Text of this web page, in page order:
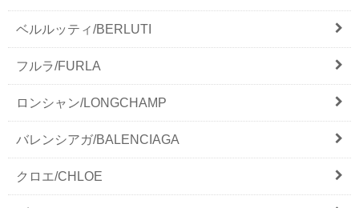
ベルルッティ/BERLUTI
フルラ/FURLA
ロンシャン/LONGCHAMP
バレンシアガ/BALENCIAGA
クロエ/CHLOE